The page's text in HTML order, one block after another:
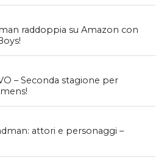
raddoppia su Amazon con
– Seconda stagione per
attori e personaggi –